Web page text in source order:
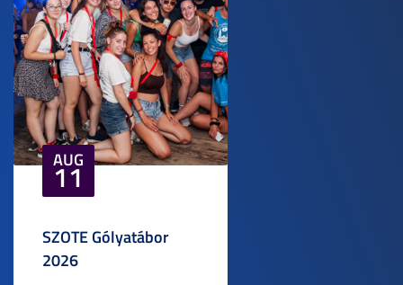
AUG
11
SZOTE Gólyatábor
2026